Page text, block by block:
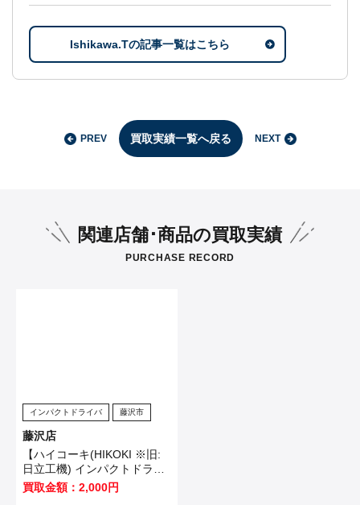
Ishikawa.Tの記事一覧はこちら
PREV 買取実績一覧へ戻る NEXT
関連店舗･商品の買取実績
PURCHASE RECORD
インパクトドライバ 藤沢市
藤沢店
【ハイコーキ(HIKOKI ※旧:
日立工機) インパクトドライ
バ WH12VE】横浜市のお客
様から買取させていただきま
買取金額：2,000円